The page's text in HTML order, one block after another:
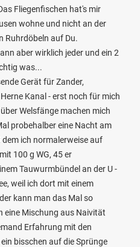
Fliegenfischen hat's mir
wohne und nicht an der
Ruhrdöbeln auf Du.
aber wirklich jeder und ein 2
was...
Gerät für Zander,
Kanal - erst noch für mich
Welsfänge machen mich
probehalber eine Nacht am
ich normalerweise auf
100 g WG, 45 er
Tauwurmbündel an der U -
weil ich dort mit einem
kann man das Mal so
eine Mischung aus Naivität
Erfahrung mit den
bisschen auf die Sprünge